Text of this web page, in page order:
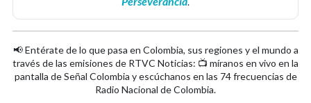
📢 Entérate de lo que pasa en Colombia, sus regiones y el mundo a
través de las emisiones de RTVC Noticias: 📺 míranos en vivo en la
pantalla de Señal Colombia y escúchanos en las 74 frecuencias de
Radio Nacional de Colombia.